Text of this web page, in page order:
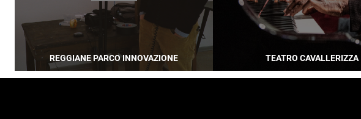
REGGIANE PARCO INNOVAZIONE TEATRO CAVALLERIZZA